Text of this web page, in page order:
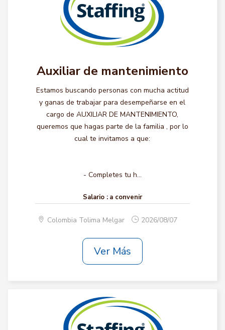
Auxiliar de mantenimiento
Estamos buscando personas con mucha actitud
y ganas de trabajar para desempeñarse en el
cargo de AUXILIAR DE MANTENIMIENTO,
queremos que hagas parte de la familia , por lo
cual te invitamos a que:
- Completes tu h...
Salario : a convenir
Colombia Tolima Melgar 2026/08/07
Ver Más